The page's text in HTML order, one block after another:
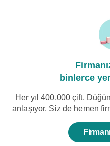
binlerce
Her yıl 400.000 çift,
anlaşıyor. Siz de hemen